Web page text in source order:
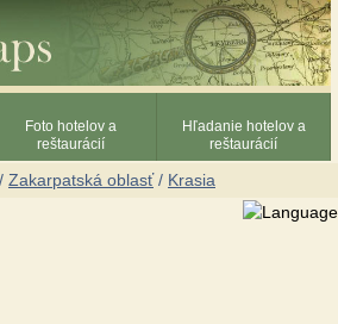
Foto hotelov a
reštaurácií
Hľadanie hotelov a
reštaurácií
/ Zakarpatská oblasť/ Krasia